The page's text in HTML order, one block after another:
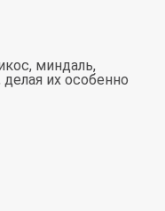
миндаль,
их особенно